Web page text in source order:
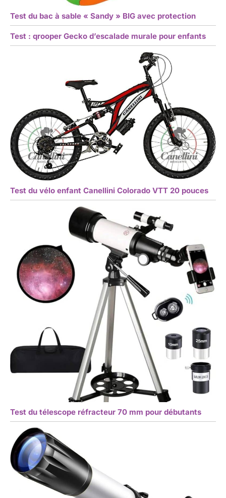
Test du bac à sable « Sandy » BIG avec protection
Test : qrooper Gecko d’escalade murale pour enfants
Test du vélo enfant Canellini Colorado VTT 20 pouces
Test du télescope réfracteur 70 mm pour débutants